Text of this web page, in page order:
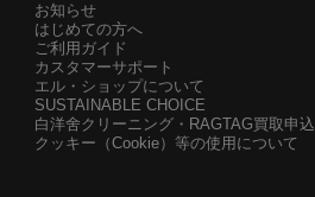
お知らせ
はじめての方へ
ご利用ガイド
カスタマーサポート
エル・ショップについて
SUSTAINABLE CHOICE
白洋舍クリーニング・RAGTAG買取申込
クッキー（Cookie）等の使用について